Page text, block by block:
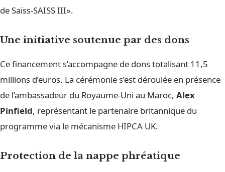
de Saïss-SAISS III».
Une initiative soutenue par des dons
Ce financement s’accompagne de dons totalisant 11,5
millions d’euros. La cérémonie s’est déroulée en présence
de l’ambassadeur du Royaume-Uni au Maroc, Alex
Pinfield, représentant le partenaire britannique du
programme via le mécanisme HIPCA UK.
Protection de la nappe phréatique